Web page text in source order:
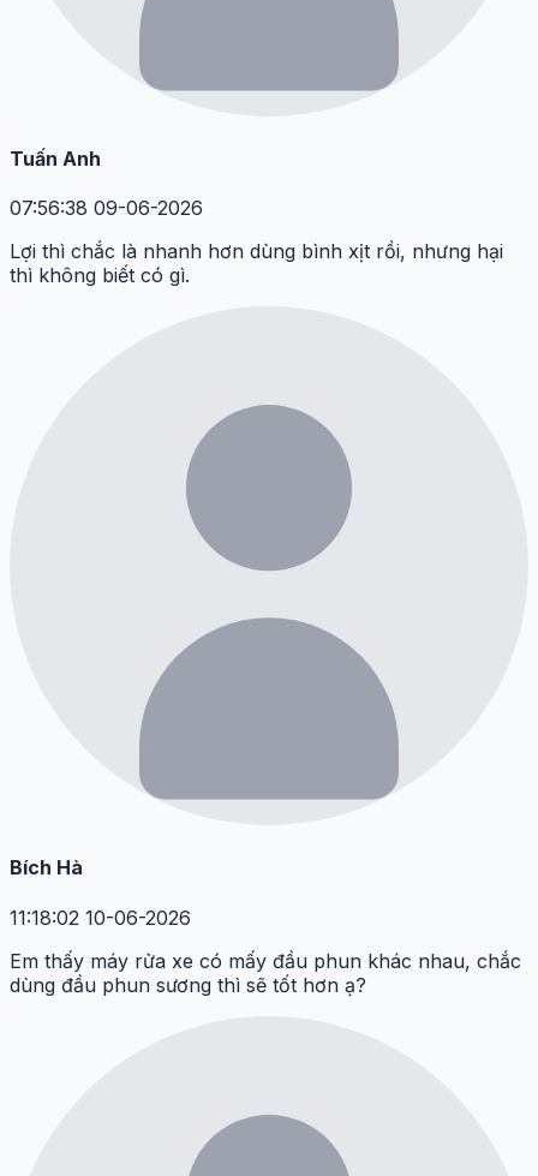
Tuấn Anh
07:56:38 09-06-2026
Lợi thì chắc là nhanh hơn dùng bình xịt rồi, nhưng hại
thì không biết có gì.
Bích Hà
11:18:02 10-06-2026
Em thấy máy rửa xe có mấy đầu phun khác nhau, chắc
dùng đầu phun sương thì sẽ tốt hơn ạ?